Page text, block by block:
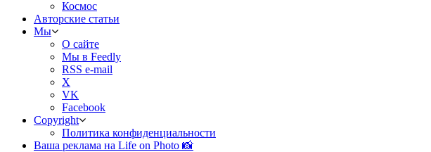
Космос
Авторские статьи
Мы
О сайте
Мы в Feedly
RSS e-mail
X
VK
Facebook
Copyright
Политика конфиденциальности
Ваша реклама на Life on Photo 📸